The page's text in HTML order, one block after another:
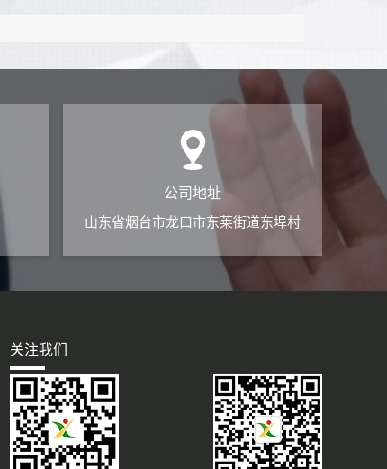
公司地址
山东省烟台市龙口市东莱街道东埠村
关注我们